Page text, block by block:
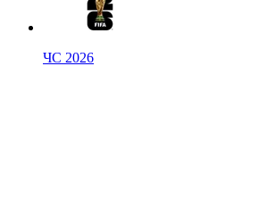
ЧС 2026